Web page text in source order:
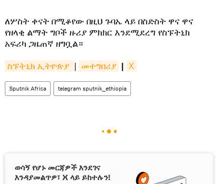
ለሦስት ቀናት በሚቆየው በዚህ ጉባኤ ላይ በስድስት ዋና ዋና
የዘላቂ ልማት ግቦች ዙሪያ ምክክር እንደሚደረግ የስፑትኒክ
አፍሪካ ጋዜጠኛ ዘግቧል።
ስፑትኒክ ኢትዮጵያ | መተግበሪያ | X
Sputnik Africa telegram sputnik_ethiopia
ወሳኝ የሆኑ መርጃዎች እንደገና
እንዳያመልጥዎ፣ X ላይ ይከተሉን!